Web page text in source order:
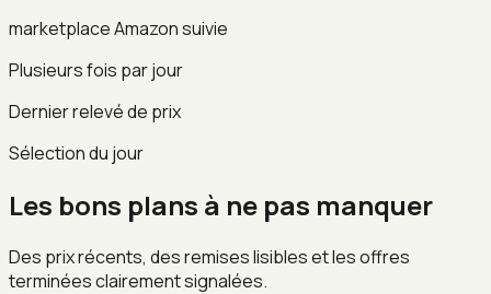
marketplace Amazon suivie
Plusieurs fois par jour
Dernier relevé de prix
Sélection du jour
Les bons plans à ne pas manquer
Des prix récents, des remises lisibles et les offres
terminées clairement signalées.